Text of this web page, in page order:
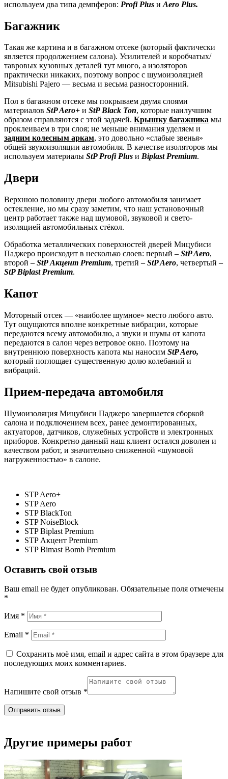
используем два типа демпферов: Profi Plus и Aero Plus.
Багажник
Такая же картина и в багажном отсеке (который фактически
является продолжением салона). Усилителей и коробчатых/
тавровых кузовных деталей тут много, а изоляторов
практически никаких, поэтому вопрос с шумоизоляцией
Mitsubishi Pajero — весьма и весьма разносторонний.
Пол в багажном отсеке мы покрываем двумя слоями
материалов StP Aero+ и StP Black Ton, которые наилучшим
образом справляются с этой задачей. Крышку багажника мы
проклеиваем в три слоя; не меньше внимания уделяем и
задним колесным аркам, это довольно «слабые звенья»
общей звукоизоляции автомобиля. В качестве изоляторов мы
используем материалы StP Profi Plus и Biplast Premium.
Двери
Верхнюю половину двери любого автомобиля занимает
остекление, но мы сразу заметим, что наш установочный
центр работает также над шумовой, звуковой и свето-
изоляцией автомобильных стёкол.
Обработка металлических поверхностей дверей Мицубиси
Паджеро происходит в несколько слоев: первый – StP Aero,
второй – StP Акцент Premium, третий – StP Aero, четвертый –
StP Biplast Premium.
Капот
Моторный отсек — «наиболее шумное» место любого авто.
Тут ощущаются вполне конкретные вибрации, которые
передаются всему автомобилю, а звуки и шумы от капота
передаются в салон через ветровое окно. Поэтому на
внутреннюю поверхность капота мы наносим StP Aero,
который поглощает существенную долю колебаний и
вибраций.
Прием-передача автомобиля
Шумоизоляция Мицубиси Паджеро завершается сборкой
салона и подключением всех, ранее демонтированных,
актуаторов, датчиков, служебных устройств и электронных
приборов. Конкретно данный наш клиент остался доволен и
качеством работ, и значительно сниженной «шумовой
нагруженностью» в салоне.
STP Aero+
STP Aero
STP BlackTon
STP NoiseBlock
STP Biplast Premium
STP Акцент Premium
STP Bimast Bomb Premium
Оставить свой отзыв
Ваш email не будет опубликован. Обязательные поля отмечены
*
Имя *
Email *
Сохранить моё имя, email и адрес сайта в этом браузере для
последующих моих комментариев.
Напишите свой отзыв *
Другие примеры работ